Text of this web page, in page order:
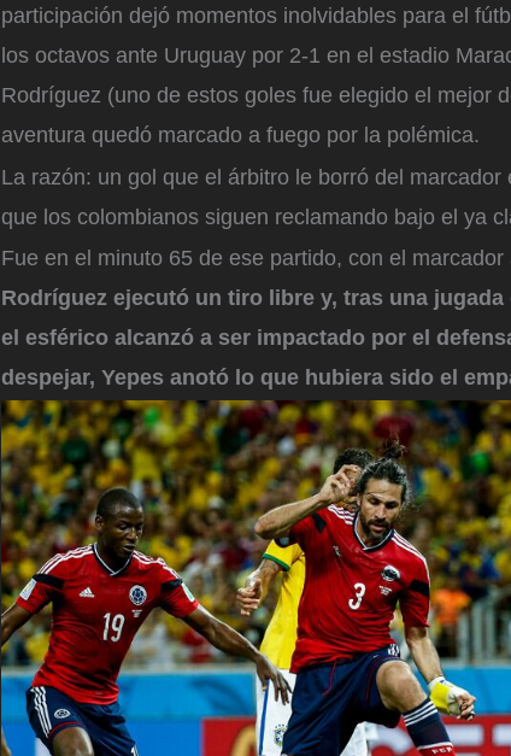
participación dejó momentos inolvidables para el
los octavos ante Uruguay por 2-1 en el estadio
Rodríguez (uno de estos goles fue elegido el mejor
aventura quedó marcado a fuego por la polémica.
La razón: un gol que el árbitro le borró del
que los colombianos siguen reclamando bajo el ya
Fue en el minuto 65 de ese partido, con el
Rodríguez ejecutó un tiro libre y, tras una
el esférico alcanzó a ser impactado por el
despejar, Yepes anotó lo que hubiera sido el